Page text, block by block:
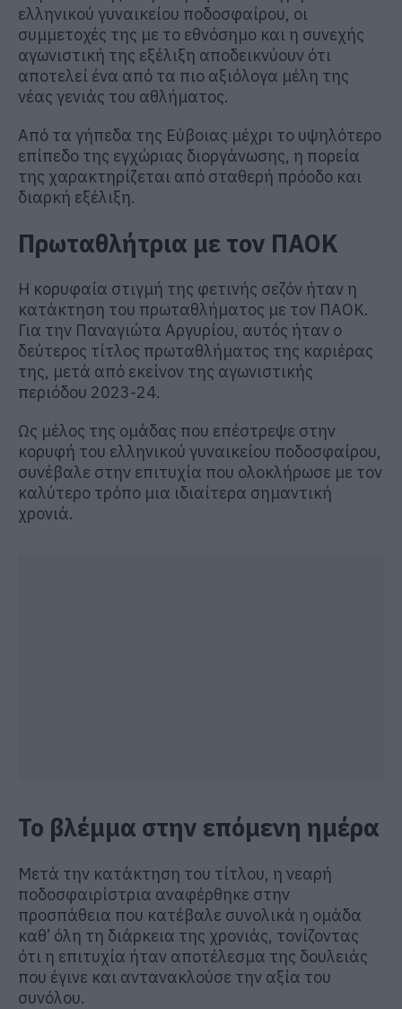
ελληνικού γυναικείου ποδοσφαίρου, οι
συμμετοχές της με το εθνόσημο και η συνεχής
αγωνιστική της εξέλιξη αποδεικνύουν ότι
αποτελεί ένα από τα πιο αξιόλογα μέλη της
νέας γενιάς του αθλήματος.
Από τα γήπεδα της Εύβοιας μέχρι το υψηλότερο
επίπεδο της εγχώριας διοργάνωσης, η πορεία
της χαρακτηρίζεται από σταθερή πρόοδο και
διαρκή εξέλιξη.
Πρωταθλήτρια με τον ΠΑΟΚ
Η κορυφαία στιγμή της φετινής σεζόν ήταν η
κατάκτηση του πρωταθλήματος με τον ΠΑΟΚ.
Για την Παναγιώτα Αργυρίου, αυτός ήταν ο
δεύτερος τίτλος πρωταθλήματος της καριέρας
της, μετά από εκείνον της αγωνιστικής
περιόδου 2023-24.
Ως μέλος της ομάδας που επέστρεψε στην
κορυφή του ελληνικού γυναικείου ποδοσφαίρου,
συνέβαλε στην επιτυχία που ολοκλήρωσε με τον
καλύτερο τρόπο μια ιδιαίτερα σημαντική
χρονιά.
Το βλέμμα στην επόμενη ημέρα
Μετά την κατάκτηση του τίτλου, η νεαρή
ποδοσφαιρίστρια αναφέρθηκε στην
προσπάθεια που κατέβαλε συνολικά η ομάδα
καθ’ όλη τη διάρκεια της χρονιάς, τονίζοντας
ότι η επιτυχία ήταν αποτέλεσμα της δουλειάς
που έγινε και αντανακλούσε την αξία του
συνόλου.